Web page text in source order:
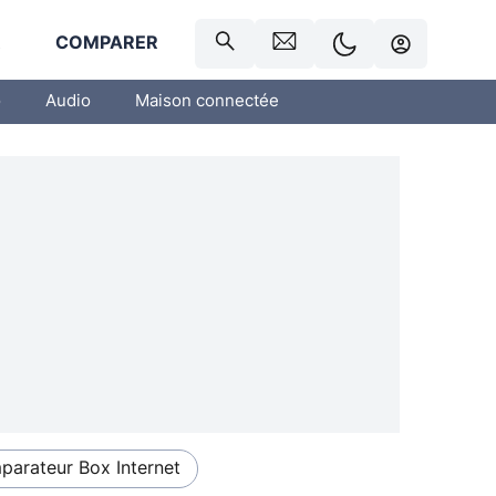
COMPARER
Audio Maison connectée
Box Internet